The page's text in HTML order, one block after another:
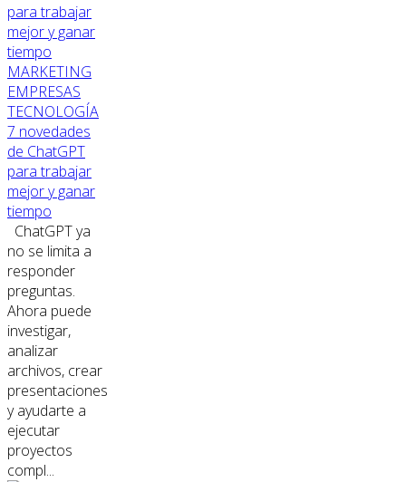
MARKETING
EMPRESAS
TECNOLOGÍA
7 novedades
de ChatGPT
para trabajar
mejor y ganar
tiempo
ChatGPT ya
no se limita a
responder
preguntas.
Ahora puede
investigar,
analizar
archivos, crear
presentaciones
y ayudarte a
ejecutar
proyectos
compl...